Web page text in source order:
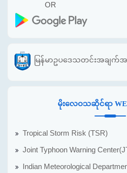
OR
မြန်မာဥပဒေသတင်းအချ
မိုးလေဝသဆိုင်ရာ
Tropical Storm Risk (TSR)
Joint Typhoon Warning
Indian Meteorological